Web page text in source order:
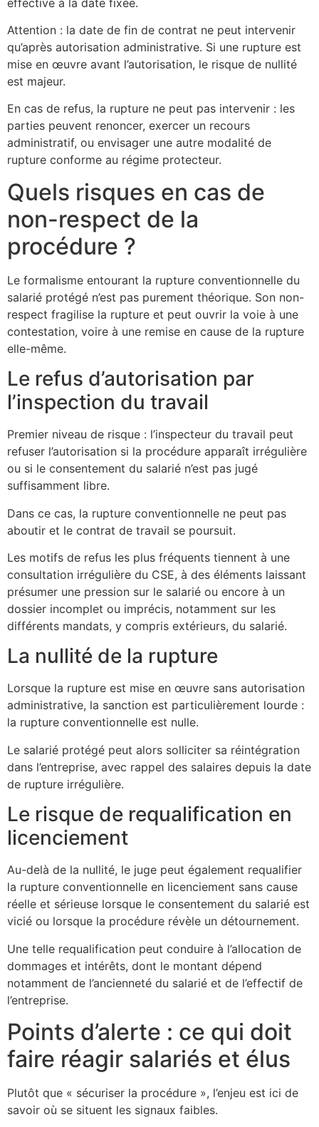
Attention : la date de fin de contrat ne peut intervenir
qu’après autorisation administrative. Si une rupture est
mise en œuvre avant l’autorisation, le risque de nullité
est majeur.
En cas de refus, la rupture ne peut pas intervenir : les
parties peuvent renoncer, exercer un recours
administratif, ou envisager une autre modalité de
rupture conforme au régime protecteur.
Quels risques en cas de
non-respect de la
procédure ?
Le formalisme entourant la rupture conventionnelle du
salarié protégé n’est pas purement théorique. Son non-
respect fragilise la rupture et peut ouvrir la voie à une
contestation, voire à une remise en cause de la rupture
elle-même.
Le refus d’autorisation par
l’inspection du travail
Premier niveau de risque : l’inspecteur du travail peut
refuser l’autorisation si la procédure apparaît irrégulière
ou si le consentement du salarié n’est pas jugé
suffisamment libre.
Dans ce cas, la rupture conventionnelle ne peut pas
aboutir et le contrat de travail se poursuit.
Les motifs de refus les plus fréquents tiennent à une
consultation irrégulière du CSE, à des éléments laissant
présumer une pression sur le salarié ou encore à un
dossier incomplet ou imprécis, notamment sur les
différents mandats, y compris extérieurs, du salarié.
La nullité de la rupture
Lorsque la rupture est mise en œuvre sans autorisation
administrative, la sanction est particulièrement lourde :
la rupture conventionnelle est nulle.
Le salarié protégé peut alors solliciter sa réintégration
dans l’entreprise, avec rappel des salaires depuis la date
de rupture irrégulière.
Le risque de requalification en
licenciement
Au-delà de la nullité, le juge peut également requalifier
la rupture conventionnelle en licenciement sans cause
réelle et sérieuse lorsque le consentement du salarié est
vicié ou lorsque la procédure révèle un détournement.
Une telle requalification peut conduire à l’allocation de
dommages et intérêts, dont le montant dépend
notamment de l’ancienneté du salarié et de l’effectif de
l’entreprise.
Points d’alerte : ce qui doit
faire réagir salariés et élus
Plutôt que « sécuriser la procédure », l’enjeu est ici de
savoir où se situent les signaux faibles.